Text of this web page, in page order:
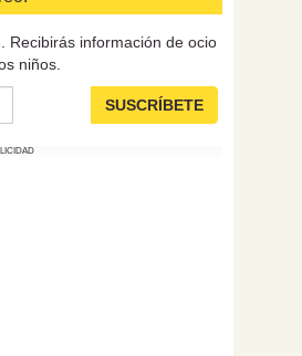
. Recibirás información de ocio
niños.
SUSCRÍBETE